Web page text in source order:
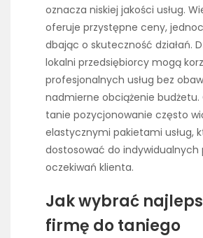
oznacza niskiej jakości usług.
oferuje przystępne ceny,
dbając o skuteczność działań.
lokalni przedsiębiorcy mogą
profesjonalnych usług bez
nadmierne obciążenie budżetu.
tanie pozycjonowanie często
elastycznymi pakietami usług,
dostosować do indywidualnych
oczekiwań klienta.
Jak wybrać
firmę do taniego